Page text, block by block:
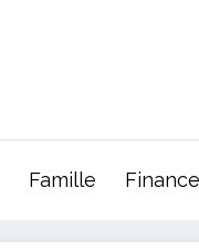
Famille Finance